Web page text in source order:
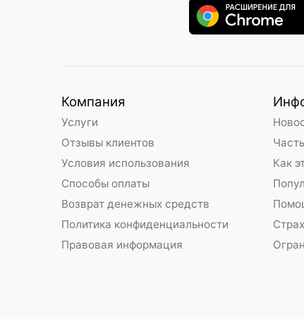
Компания
Услуги
Отзывы клиентов
Условия использования
Способы оплаты
Возврат денежных средств
Политика конфиденциальности
Правовая информация
Как